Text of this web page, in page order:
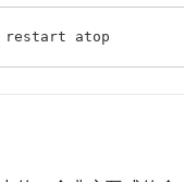
restart atop